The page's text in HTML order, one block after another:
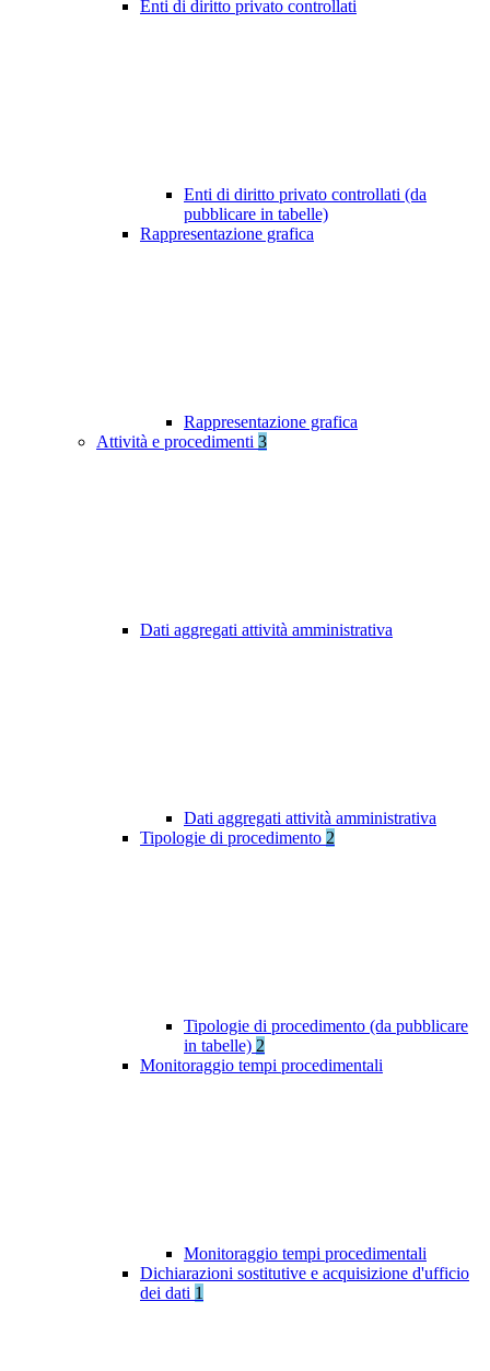
Enti di diritto privato controllati
Enti di diritto privato controllati (da
pubblicare in tabelle)
Rappresentazione grafica
Rappresentazione grafica
Attività e procedimenti 3
Dati aggregati attività amministrativa
Dati aggregati attività amministrativa
Tipologie di procedimento 2
Tipologie di procedimento (da pubblicare
in tabelle) 2
Monitoraggio tempi procedimentali
Monitoraggio tempi procedimentali
Dichiarazioni sostitutive e acquisizione d'ufficio
dei dati 1